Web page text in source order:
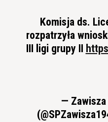
Komisja ds.
rozpatrzyła
III ligi grupy II
—